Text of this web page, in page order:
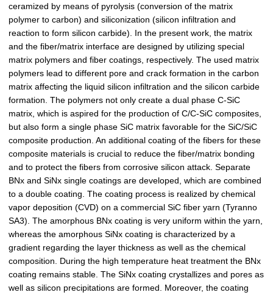
ceramized by means of pyrolysis (conversion of the matrix
polymer to carbon) and siliconization (silicon infiltration and
reaction to form silicon carbide). In the present work, the matrix
and the fiber/matrix interface are designed by utilizing special
matrix polymers and fiber coatings, respectively. The used matrix
polymers lead to different pore and crack formation in the carbon
matrix affecting the liquid silicon infiltration and the silicon carbide
formation. The polymers not only create a dual phase C-SiC
matrix, which is aspired for the production of C/C-SiC composites,
but also form a single phase SiC matrix favorable for the SiC/SiC
composite production. An additional coating of the fibers for these
composite materials is crucial to reduce the fiber/matrix bonding
and to protect the fibers from corrosive silicon attack. Separate
BNx and SiNx single coatings are developed, which are combined
to a double coating. The coating process is realized by chemical
vapor deposition (CVD) on a commercial SiC fiber yarn (Tyranno
SA3). The amorphous BNx coating is very uniform within the yarn,
whereas the amorphous SiNx coating is characterized by a
gradient regarding the layer thickness as well as the chemical
composition. During the high temperature heat treatment the BNx
coating remains stable. The SiNx coating crystallizes and pores as
well as silicon precipitations are formed. Moreover, the coating